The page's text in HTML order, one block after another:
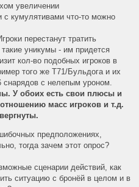
увеличении
с кумулятивами что-то можно
перестанут тратить
уникумы - им придется
кол-во подобных игроков в
того же Т71/Бульдога и их
снарядов с нелепым уроном.
У обоих есть свои плюсы и
масс игроков и т.д.
предположениях,
тогда зачем этот опрос?
сценарии действий, как
ситуацию с бронёй в целом и в